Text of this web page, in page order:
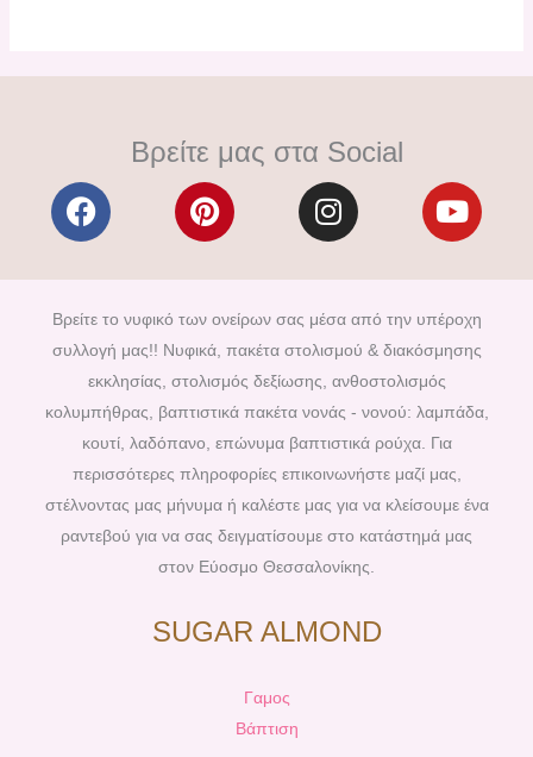
Βρείτε μας στα Social
F
a
e
b
o
o
k
P
i
t
e
r
e
s
t
I
n
t
a
g
r
a
m
Y
o
t
u
b
Βρείτε το νυφικό των ονείρων σας μέσα από την υπέροχη
συλλογή μας!! Νυφικά, πακέτα στολισμού & διακόσμησης
εκκλησίας, στολισμός δεξίωσης, ανθοστολισμός
κολυμπήθρας, βαπτιστικά πακέτα νονάς - νονού: λαμπάδα,
κουτί, λαδόπανο, επώνυμα βαπτιστικά ρούχα. Για
περισσότερες πληροφορίες επικοινωνήστε μαζί μας,
στέλνοντας μας μήνυμα ή καλέστε μας για να κλείσουμε ένα
ραντεβού για να σας δειγματίσουμε στο κατάστημά μας
στον Εύοσμο Θεσσαλονίκης.
SUGAR ALMOND
Γαμος
Βάπτιση